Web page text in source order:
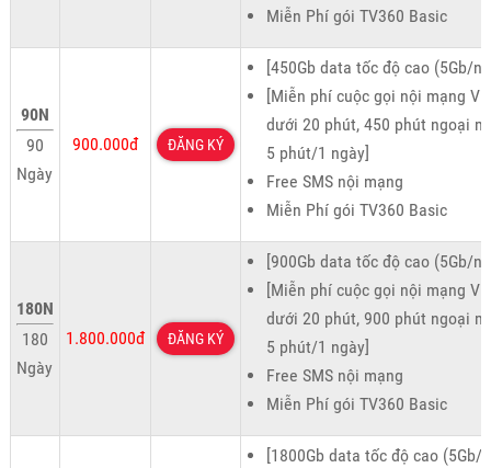
Miễn Phí gói TV360 Basic
90N
90
Ngày
900.000đ ĐĂNG KÝ
[450Gb data tốc độ cao (5Gb/
[Miễn phí cuộc gọi nội mạng
dưới 20 phút, 450 phút ngoại
5 phút/1 ngày]
Free SMS nội mạng
Miễn Phí gói TV360 Basic
180N
180
Ngày
1.800.000đ ĐĂNG KÝ
[900Gb data tốc độ cao (5Gb/
[Miễn phí cuộc gọi nội mạng
dưới 20 phút, 900 phút ngoại
5 phút/1 ngày]
Free SMS nội mạng
Miễn Phí gói TV360 Basic
[1800Gb data tốc độ cao (5Gb/